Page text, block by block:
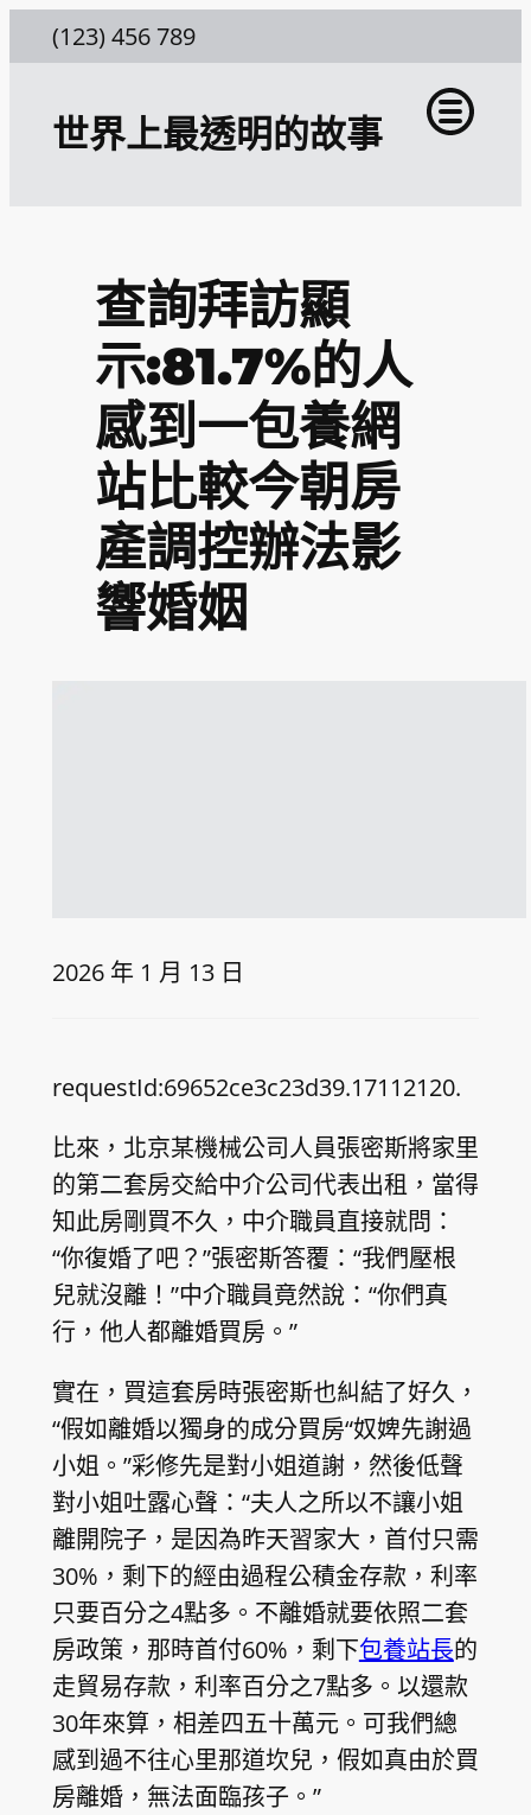
至
(123) 456 789
世界上最透明的故事
查詢拜訪顯
示:81.7%的人
感到一包養網
站比較今朝房
產調控辦法影
響婚姻
2026 年 1 月 13 日
requestId:69652ce3c23d39.17112120.
比來，北京某機械公司人員張密斯將家里
的第二套房交給中介公司代表出租，當得
知此房剛買不久，中介職員直接就問：
“你復婚了吧？”張密斯答覆：“我們壓根
兒就沒離！”中介職員竟然說：“你們真
行，他人都離婚買房。”
實在，買這套房時張密斯也糾結了好久，
“假如離婚以獨身的成分買房“奴婢先謝過
小姐。”彩修先是對小姐道謝，然後低聲
對小姐吐露心聲：“夫人之所以不讓小姐
離開院子，是因為昨天習家大，首付只需
30%，剩下的經由過程公積金存款，利率
只要百分之4點多。不離婚就要依照二套
房政策，那時首付60%，剩下包養站長的
走貿易存款，利率百分之7點多。以還款
30年來算，相差四五十萬元。可我們總
感到過不往心里那道坎兒，假如真由於買
房離婚，無法面臨孩子。”